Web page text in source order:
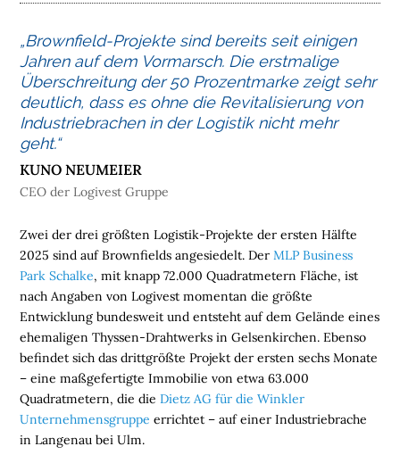
S
I
O
B
L
I
E
N
L
O
G
I
S
T
Zwei der drei größten Logistik-Projekte der ersten Hälfte
2025 sind auf Brownfields angesiedelt. DerMLP Business
Park Schalke, mit knapp 72.000 Quadratmetern Fläche, ist
nach Angaben von Logivestmomentan die größte
Entwicklungbundesweit und entsteht auf dem Geländeeines
ehemaligen Thyssen-Drahtwerks in Gelsenkirchen. Ebenso
befindet sich das drittgrößte Projekt der ersten sechs Monate
– eine maßgefertigte Immobilie von etwa 63.000
Quadratmetern, die dieDietz AG für dieWinkler
Unternehmensgruppe errichtet – auf einer Industriebrache
in Langenau bei Ulm.
„Brownfield-Projekte sind bereits seit einigen
Jahren auf dem Vormarsch. Die erstmalige
Überschreitung der 50 Prozentmarke zeigt sehr
deutlich, dass es ohne die Revitalisierung von
Industriebrachen in der Logistik nicht mehr
geht.“
KUNO NEUMEIER
CEO der Logivest Gruppe